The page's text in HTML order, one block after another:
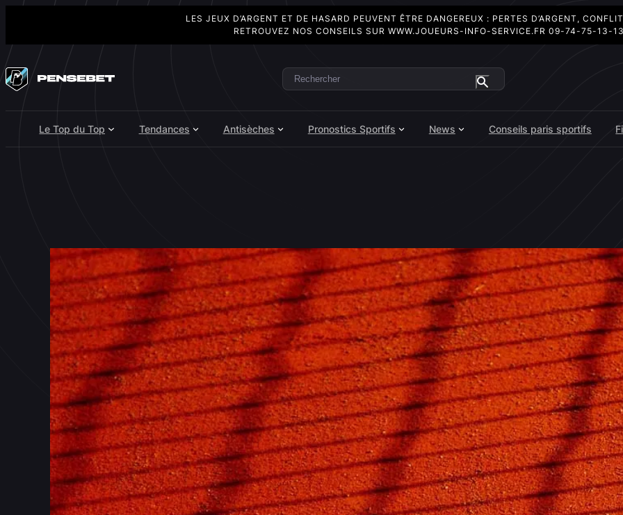
LES JEUX D’ARGENT ET DE HASARD PEUVENT ÊTRE DANGEREUX : PERTES D’ARGENT,
RETROUVEZ NOS CONSEILS SUR WWW.JOUEURS-INFO-SERVICE.FR 09-74-75-13-13
au
contenu
Rechercher
Le Top du Top Tendances Antisèches Pronostics Sportifs News Conseils paris sportifs